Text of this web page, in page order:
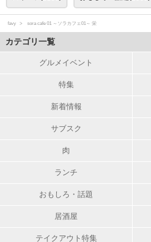
favy sora cafe 01 ～ソラカフェ01～ 栄
カテゴリ一覧
グルメイベント
特集
新着情報
サブスク
肉
ランチ
おもしろ・話題
居酒屋
テイクアウト特集